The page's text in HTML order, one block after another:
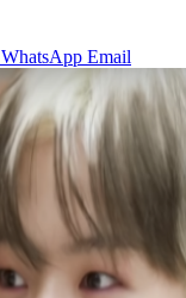
WhatsApp Email